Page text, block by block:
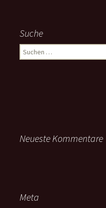
Suche
Suchen
nach:
Neueste Kommentare
Meta